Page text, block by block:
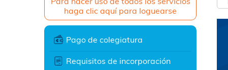
Para hacer uso de todos los servicios
haga clic aquí para loguearse
Pago de colegiatura
Requisitos de incorporación